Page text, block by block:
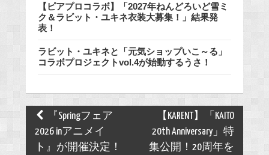
【ピアプロコラボ】「2027年ねんどろいど雪ミ
ク＆ラビット・ユキネ衣装大募集！」結果発
表！
ラビット・ユキネと「元気ショップいこ～る」
コラボプロジェクトvol.4が始動するうさ！
Post
navigation
『Springフェア
2026 inアニメイ
ト』が開催決定！
【KARENT】「KAITO
20th Anniversary」特
集公開！20周年を